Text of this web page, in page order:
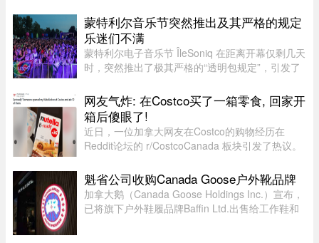
Street East 上空的这些色彩斑斓的小球早已成为该
街区乃至这座城市的象征 ...
蒙特利尔音乐节突然推出及其严格的规定
乐迷们不满
蒙特利尔电子音乐节 ÎleSoniq 在距离开幕仅剩几天
时，突然推出了极其严格的“透明包规定”，引发了
门用的腰包，结果在 ÎleSoniq 开幕前几天还得折腾
着重新买一个，太 ...
网友气炸: 在Costco买了一箱零食, 回家开
箱后傻眼了!
近日，一位加拿大网友在Costco的购物经历在
Reddit论坛的 r/CostcoCanada 板块引发了热议。
果回家一开箱，血压直接飙升——里面的零食居然
凭空消失了近三分之一！图片来 ...
魁省公司收购Canada Goose户外靴品牌
加拿大鹅（Canada Goose Holdings Inc.）宣布，
已将旗下户外鞋履品牌Baffin Ltd.出售给工作鞋和